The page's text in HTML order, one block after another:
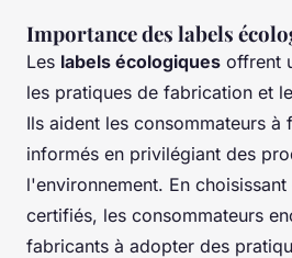
Importance des labels
Les labels écologiques offrent
les pratiques de fabrication et
Ils aident les consommateurs à
informés en privilégiant des
l'environnement. En
certifiés, les consommateurs
fabricants à adopter des